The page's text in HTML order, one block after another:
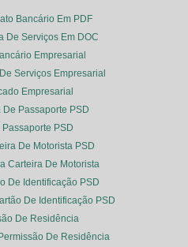
Bancário Em PDF
De Serviços Em DOC
Empresarial
Serviços Empresarial
Empresarial
De Passaporte PSD
Passaporte PSD
De Motorista PSD
Carteira De Motorista
De Identificação PSD
De Identificação PSD
De Residência
De Residência